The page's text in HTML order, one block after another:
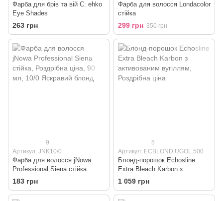
Фарба для брів та вій C: ehko
Eye Shades
263 грн
Фарба для волосся Londacolor
стійка
299 грн 350 грн
9
Артикул: JNK10/0
Фарба для волосся jNowa
Professional Siena стійка
183 грн
5
Артикул: ECBLOND.UGOL.500
Блонд-порошок Echosline
Extra Bleach Karbon з
активованим вугіллям
1 059 грн